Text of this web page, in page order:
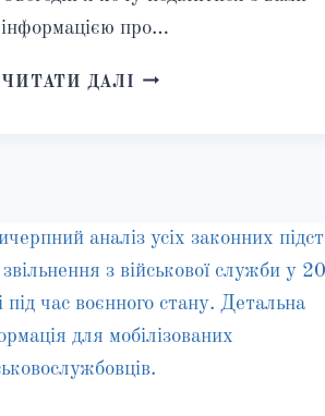
інформацією про…
ЧИТАТИ ДАЛІ 7
АДВОКАТ
ДЛЯ
ПЕРЕРАХУНКУ
ГРОШОВОГО
ЗАБЕЗПЕЧЕННЯ